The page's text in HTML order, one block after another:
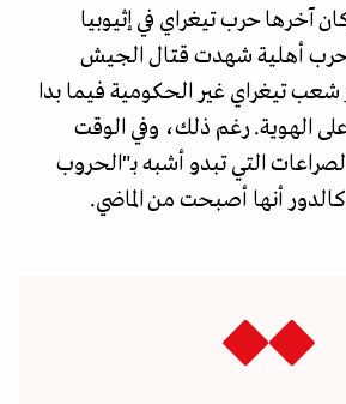
آخرها حرب تيغراي في إثيوبيا
وهي حرب أهلية شهدت قتال الجيش
شعب تيغراي غير الحكومية فيما بدا
الهوية. رغم ذلك، وفي الوقت
التي تبدو أشبه بـ"الحروب
أنها أصبحت من الماضي.